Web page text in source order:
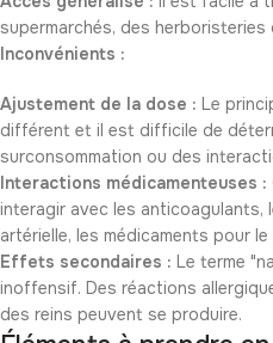
supermarchés, des herboristeries
Inconvénients :
Ajustement de la dose : Le
différent et il est difficile de
surconsommation ou des
Interactions médicamenteuses :
interagir avec les anticoagulants,
artérielle, les médicaments pour
Effets secondaires : Le terme
inoffensif. Des réactions
des reins peuvent se produire.